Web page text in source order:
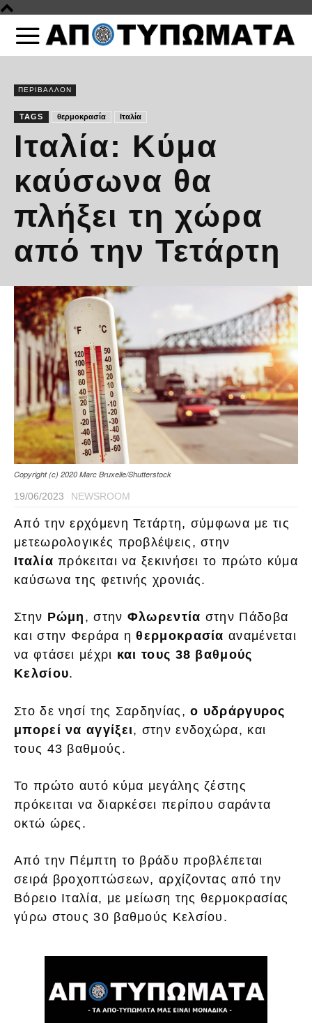
ΠΕΡΙΒΑΛΛΟΝ
TAGS θερμοκρασία Ιταλία
Ιταλία: Κύμα
καύσωνα θα
πλήξει τη χώρα
από την Τετάρτη
Copyright (c) 2020 Marc Bruxelle/Shutterstock
19/06/2023 NEWSROOM
Από την ερχόμενη Τετάρτη, σύμφωνα με τις
μετεωρολογικές προβλέψεις, στην
Ιταλία πρόκειται να ξεκινήσει το πρώτο κύμα
καύσωνα της φετινής χρονιάς.
Στην Ρώμη , στην Φλωρεντία στην Πάδοβα
και στην Φεράρα ηθερμοκρασία αναμένεται
να φτάσει μέχρι και τους 38 βαθμούς
Κελσίου.
Στο δε νησί της Σαρδηνίας,ο υδράργυρος
μπορεί να αγγίξει, στην ενδοχώρα, και
τους 43 βαθμούς.
Το πρώτο αυτό κύμα μεγάλης ζέστης
πρόκειται να διαρκέσει περίπου σαράντα
οκτώ ώρες.
Από την Πέμπτη το βράδυ προβλέπεται
σειρά βροχοπτώσεων, αρχίζοντας από την
Βόρειο Ιταλία, με μείωση της θερμοκρασίας
γύρω στους 30 βαθμούς Κελσίου.